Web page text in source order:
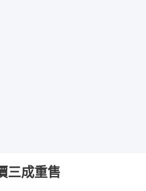
三成重售